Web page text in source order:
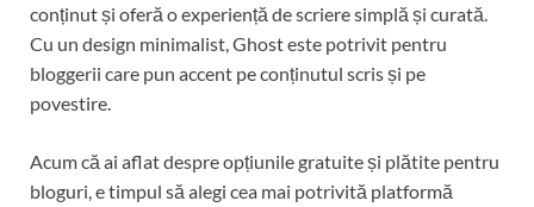
conținut și oferă o experiență de scriere simplă și curată.
Cu un design minimalist, Ghost este potrivit pentru
bloggerii care pun accent pe conținutul scris și pe
povestire.
Acum că ai aflat despre opțiunile gratuite și plătite pentru
bloguri, e timpul să alegi cea mai potrivită platformă